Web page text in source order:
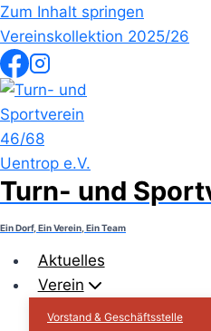
Zum Inhalt springen
Vereinskollektion 2025/26
Turn- und
Ein Dorf, Ein Verein, Ein Team
Aktuelles
Verein
Vorstand & Geschäftsstelle